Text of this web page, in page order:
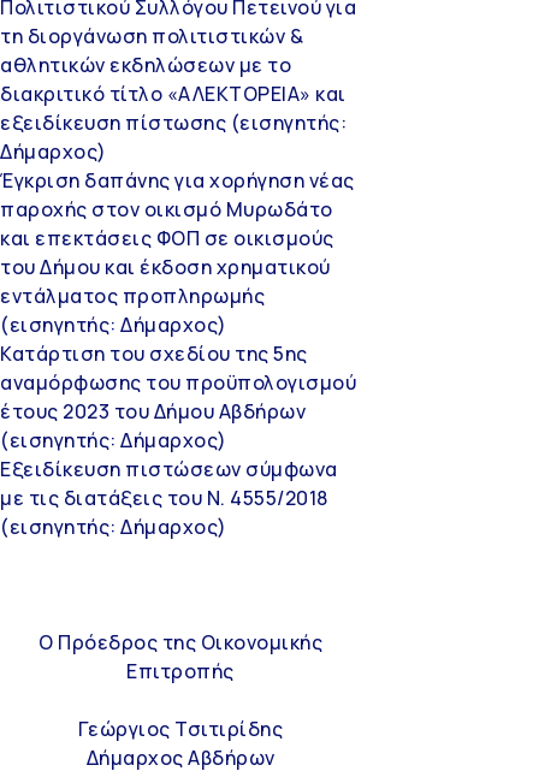
Πολιτιστικού Συλλόγου Πετεινού για
τη διοργάνωση πολιτιστικών &
αθλητικών εκδηλώσεων με το
διακριτικό τίτλο «ΑΛΕΚΤΟΡΕΙΑ» και
εξειδίκευση πίστωσης (εισηγητής:
Δήμαρχος)
Έγκριση δαπάνης για χορήγηση νέας
παροχής στον οικισμό Μυρωδάτο
και επεκτάσεις ΦΟΠ σε οικισμούς
του Δήμου και έκδοση χρηματικού
εντάλματος προπληρωμής
(εισηγητής: Δήμαρχος)
Κατάρτιση του σχεδίου της 5ης
αναμόρφωσης του προϋπολογισμού
έτους 2023 του Δήμου Αβδήρων
(εισηγητής: Δήμαρχος)
Εξειδίκευση πιστώσεων σύμφωνα
με τις διατάξεις του Ν. 4555/2018
(εισηγητής: Δήμαρχος)
Ο Πρόεδρος της Οικονομικής
Επιτροπής
Γεώργιος Τσιτιρίδης
Δήμαρχος Αβδήρων